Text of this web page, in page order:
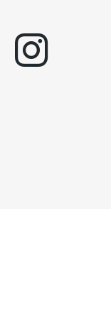
instagram